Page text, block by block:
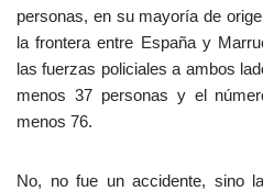
personas, en su mayoría de
la frontera entre España y
las fuerzas policiales a ambos
menos 37 personas y el
menos 76.
No, no fue un accidente, sino